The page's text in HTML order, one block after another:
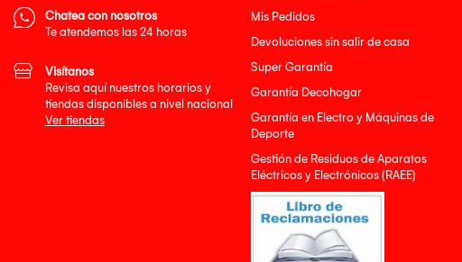
Mis Pedidos
Devoluciones sin salir de casa
Super Garantía
Garantía Decohogar
Garantía en Electro y Máquinas de
Deporte
Gestión de Residuos de Aparatos
Eléctricos y Electrónicos (RAEE)
Chatea con nosotros
Te atendemos las 24 horas
Visítanos
Revisa aquí nuestros horarios y
tiendas disponibles a nivel nacional
Ver tiendas